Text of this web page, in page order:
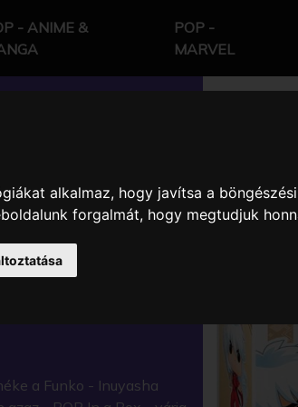
alkalmaz, hogy javítsa a
forgalmát, hogy megtudjuk
- ANIME &
POP -
MARVEL
a Funko - Inuyasha